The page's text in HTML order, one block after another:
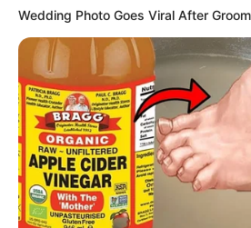
Wedding Photo Goes Viral After